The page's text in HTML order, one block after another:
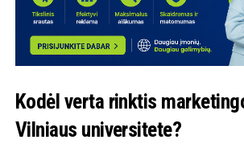
Kodėl verta rinktis
Vilniaus universitete?